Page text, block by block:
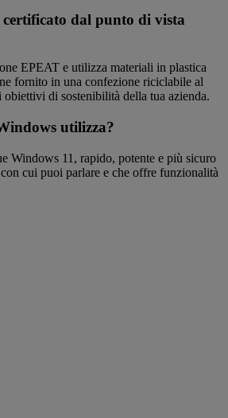
certificato dal punto di vista
EPEAT e utilizza materiali in plastica
fornito in una confezione riciclabile al
obiettivi di sostenibilità della tua azienda.
utilizza?
Windows 11, rapido, potente e più sicuro
cui puoi parlare e che offre funzionalità